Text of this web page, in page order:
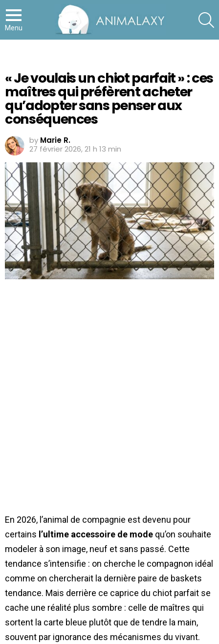
Menu
« Je voulais un chiot parfait » : ces
maîtres qui préfèrent acheter
qu’adopter sans penser aux
conséquences
by Marie R.
27 février 2026, 21 h 13 min
En 2026, l’animal de compagnie est devenu pour
certains l’ultime accessoire de mode qu’on souhaite
modeler à son image, neuf et sans passé. Cette
tendance s’intensifie : on cherche le compagnon idéal
comme on chercherait la dernière paire de baskets
tendance. Mais derrière ce caprice du chiot parfait se
cache une réalité plus sombre : celle de maîtres qui
sortent la carte bleue plutôt que de tendre la main,
souvent par ignorance des mécanismes du vivant.